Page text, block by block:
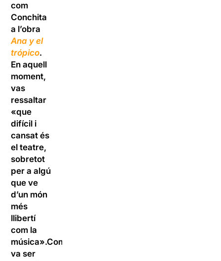
com
Conchita
a l’obra
Ana y el
trópico.
En aquell
moment,
vas
ressaltar
«que
difícil i
cansat és
el teatre,
sobretot
per a algú
que ve
d’un món
més
llibertí
com la
música».Com
va ser